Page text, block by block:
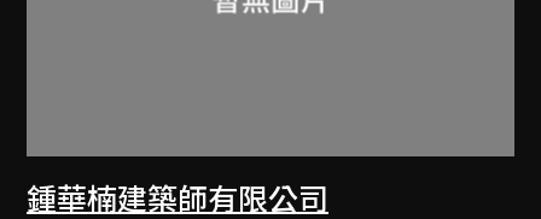
鍾華楠建築師有限公司